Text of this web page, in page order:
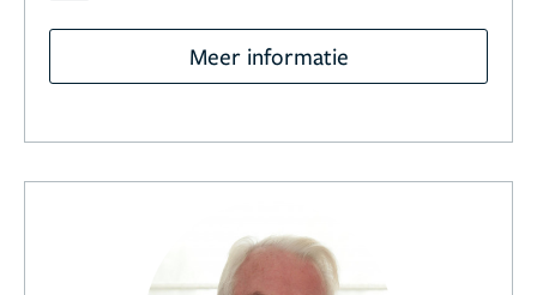
Meer informatie